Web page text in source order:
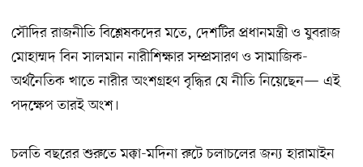
সৌদির রাজনীতি বিশ্লেষকদের মতে, দেশটির প্রধানমন্ত্রী ও যুবরাজ
মোহাম্মদ বিন সালমান নারীশিক্ষার সম্প্রসারণ ও সামাজিক-
অর্থনৈতিক খাতে নারীর অংশগ্রহণ বৃদ্ধির যে নীতি নিয়েছেন— এই
পদক্ষেপ তারই অংশ।
চলতি বছরের শুরুতে মক্কা-মদিনা রুটে চলাচলের জন্য হারামাইন